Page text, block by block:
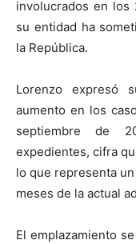
involucrados en los
su entidad ha
la República.
Lorenzo expresó
aumento en los
septiembre de
expedientes, cifra
lo que representa
meses de la actual
El emplazamiento